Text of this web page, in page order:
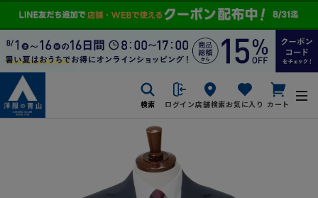
検索 ログイン店舗検索お気に入り カート